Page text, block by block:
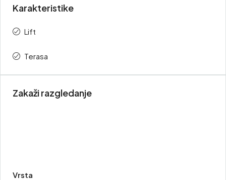
Karakteristike
Lift
Terasa
Zakaži razgledanje
Vrsta